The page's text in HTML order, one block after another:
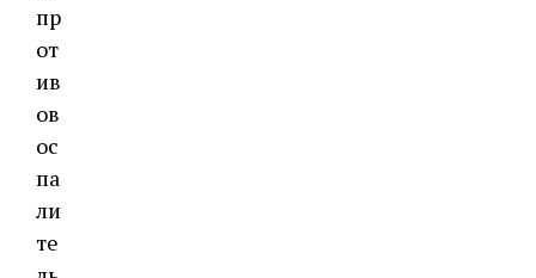
пр
от
ив
ов
ос
па
ли
те